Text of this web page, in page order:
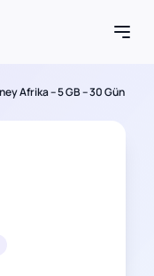
Afrika – 5 GB – 30 Gün